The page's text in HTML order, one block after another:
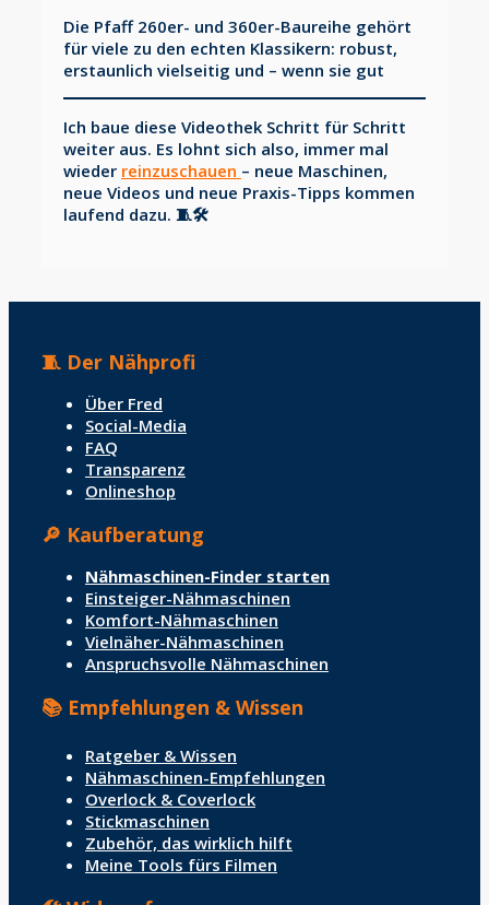
Die Pfaff 260er- und 360er-Baureihe gehört
für viele zu den echten Klassikern: robust,
erstaunlich vielseitig und – wenn sie gut
Ich baue diese Videothek Schritt für Schritt
weiter aus. Es lohnt sich also, immer mal
wieder reinzuschauen – neue Maschinen,
neue Videos und neue Praxis-Tipps kommen
laufend dazu. 🧵🛠️
🧵 Der Nähprofi
Über Fred
Social-Media
FAQ
Transparenz
Onlineshop
🔎 Kaufberatung
Nähmaschinen-Finder starten
Einsteiger-Nähmaschinen
Komfort-Nähmaschinen
Vielnäher-Nähmaschinen
Anspruchsvolle Nähmaschinen
📚 Empfehlungen & Wissen
Ratgeber & Wissen
Nähmaschinen-Empfehlungen
Overlock & Coverlock
Stickmaschinen
Zubehör, das wirklich hilft
Meine Tools fürs Filmen